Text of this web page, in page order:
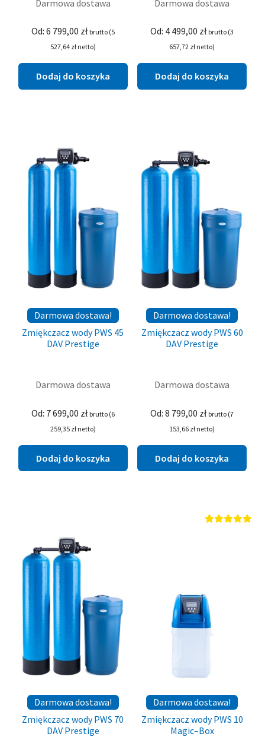
Darmowa dostawa
Od: 6 799,00 zł brutto (5
527,64 złnetto)
Dodaj do koszyka
Darmowa dostawa
Od: 4 499,00 zł brutto (3
657,72 złnetto)
Dodaj do koszyka
Darmowa dostawa!
Zmiękczacz wody PWS 45
DAV Prestige
Darmowa dostawa
Od: 7 699,00 zł brutto (6
259,35 złnetto)
Dodaj do koszyka
Darmowa dostawa!
Zmiękczacz wody PWS 60
DAV Prestige
Darmowa dostawa
Od:8 799,00 zł brutto (7
153,66 złnetto)
Dodaj do koszyka
Darmowa dostawa!
Zmiękczacz wody PWS 70
DAV Prestige
Darmowa dostawa!
Zmiękczacz wody PWS 10
Magic–Box